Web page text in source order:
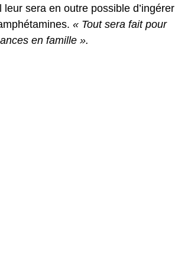
sera en outre possible d’ingérer
« Tout sera fait pour
en famille ».